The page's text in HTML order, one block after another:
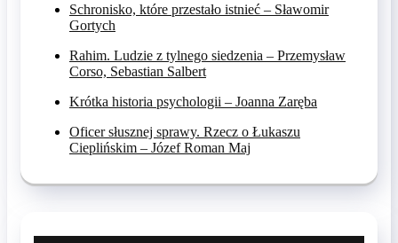
Schronisko, które przestało istnieć – Sławomir
Gortych
Rahim. Ludzie z tylnego siedzenia – Przemysław
Corso, Sebastian Salbert
Krótka historia psychologii – Joanna Zaręba
Oficer słusznej sprawy. Rzecz o Łukaszu
Cieplińskim – Józef Roman Maj